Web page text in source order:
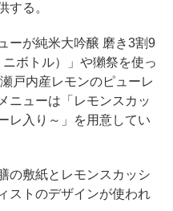
する。
ーが純米大吟醸 磨き3割9
ボトル）」や獺祭を使っ
戸内産レモンのピューレ
ニューは「レモンスカッ
レ入り～」を用意してい
の敷紙とレモンスカッシ
ストのデザインが使われ